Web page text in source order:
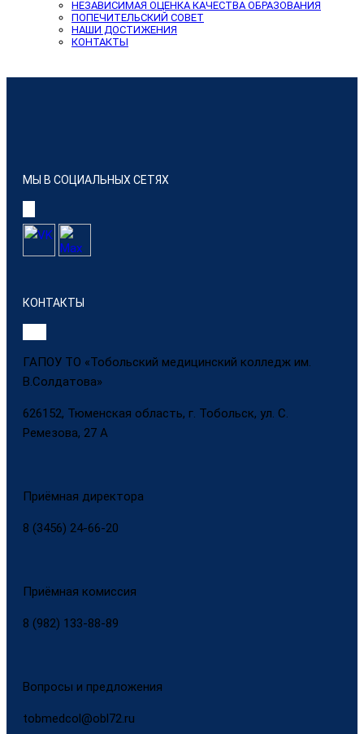
НЕЗАВИСИМАЯ ОЦЕНКА КАЧЕСТВА ОБРАЗОВАНИЯ
ПОПЕЧИТЕЛЬСКИЙ СОВЕТ
НАШИ ДОСТИЖЕНИЯ
КОНТАКТЫ
МЫ В СОЦИАЛЬНЫХ СЕТЯХ
КОНТАКТЫ
ГАПОУ ТО «Тобольский медицинский колледж им.
В.Солдатова»
626152, Тюменская область, г. Тобольск, ул. С.
Ремезова, 27 А
Приёмная директора
8 (3456) 24-66-20
Приёмная комиссия
8 (982) 133-88-89
Вопросы и предложения
tobmedcol@obl72.ru